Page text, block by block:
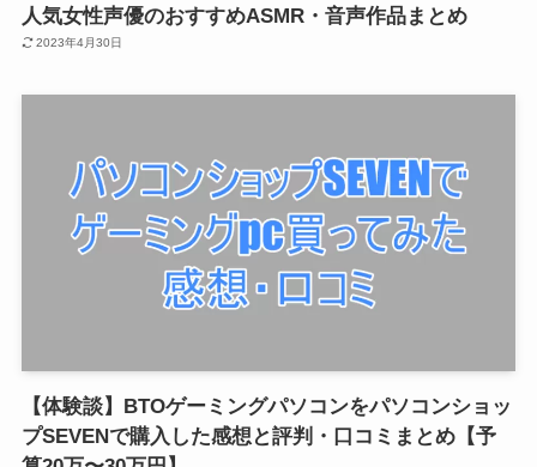
人気女性声優のおすすめASMR・音声作品まとめ
2023年4月30日
【体験談】BTOゲーミングパソコンをパソコンショッ
プSEVENで購入した感想と評判・口コミまとめ【予